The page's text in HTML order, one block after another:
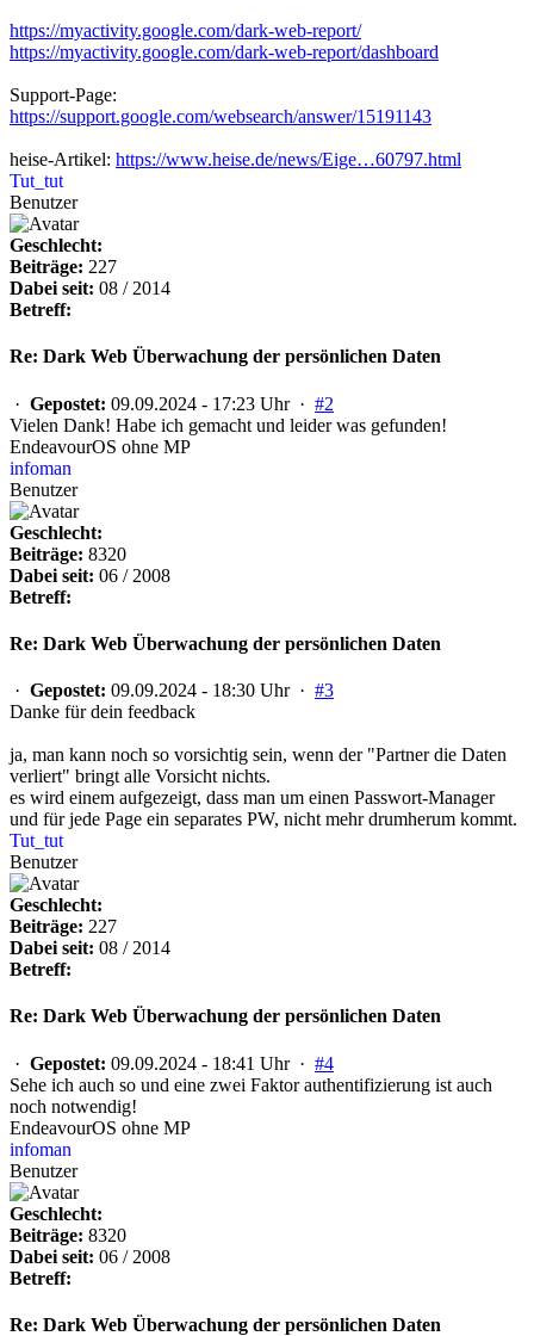
https://myactivity.google.com/dark-web-report/
https://myactivity.google.com/dark-web-report/dashboard
Support-Page:
https://support.google.com/websearch/answer/15191143
heise-Artikel: https://www.heise.de/news/Eige…60797.html
Tut_tut
Benutzer
Geschlecht:
Beiträge: 227
Dabei seit: 08 / 2014
Betreff:
Re: Dark Web Überwachung der persönlichen Daten
· Gepostet: 09.09.2024 - 17:23 Uhr · #2
Vielen Dank! Habe ich gemacht und leider was gefunden!
EndeavourOS ohne MP
infoman
Benutzer
Geschlecht:
Beiträge: 8320
Dabei seit: 06 / 2008
Betreff:
Re: Dark Web Überwachung der persönlichen Daten
· Gepostet: 09.09.2024 - 18:30 Uhr · #3
Danke für dein feedback
ja, man kann noch so vorsichtig sein, wenn der "Partner die Daten
verliert" bringt alle Vorsicht nichts.
es wird einem aufgezeigt, dass man um einen Passwort-Manager
und für jede Page ein separates PW, nicht mehr drumherum kommt.
Tut_tut
Benutzer
Geschlecht:
Beiträge: 227
Dabei seit: 08 / 2014
Betreff:
Re: Dark Web Überwachung der persönlichen Daten
· Gepostet: 09.09.2024 - 18:41 Uhr · #4
Sehe ich auch so und eine zwei Faktor authentifizierung ist auch
noch notwendig!
EndeavourOS ohne MP
infoman
Benutzer
Geschlecht:
Beiträge: 8320
Dabei seit: 06 / 2008
Betreff:
Re: Dark Web Überwachung der persönlichen Daten